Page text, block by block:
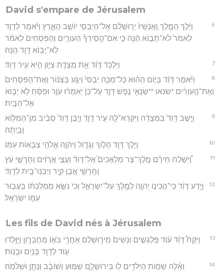
David s'empare de Jérusalem
6
וַיֵּ֨לֶךְ הַמֶּ֤לֶךְ וַֽאֲנָשָׁיו֙ יְר֣וּשָׁלִַ֔ם אֶל־הַיְבֻסִ֖י יוֹשֵׁ֣ב הָאָ֑רֶץ וַיֹּ֨אמֶר לְדָוִ֤ד
לֵאמֹר֙ לֹא־תָב֣וֹא הֵ֔נָּה כִּ֣י אִם־הֱסִֽירְךָ֗ הַעִוְרִ֤ים וְהַפִּסְחִים֙ לֵאמֹ֔ר
לֹֽא־יָב֥וֹא דָוִ֖ד הֵֽנָּה׃
7 וַיִּלְכֹּ֣ד דָּוִ֔ד אֵ֖ת מְצֻדַ֣ת צִיּ֑וֹן הִ֖יא עִ֥יר דָּוִֽד׃
8
וַיֹּ֨אמֶר דָּוִ֜ד בַּיּ֣וֹם הַה֗וּא כָּל־מַכֵּ֤ה יְבֻסִי֙ וְיִגַּ֣ע בַּצִּנּ֔וֹר וְאֶת־הַפִּסְחִים֙
וְאֶת־הַ֣עִוְרִ֔ים *שנאו **שְׂנֻאֵ֖י נֶ֣פֶשׁ דָּוִ֑ד עַל־כֵּן֙ יֹֽאמְר֔וּ עִוֵּ֣ר וּפִסֵּ֔חַ לֹ֥א יָב֖וֹא
אֶל־הַבָּֽיִת׃
9
וַיֵּ֤שֶׁב דָּוִד֙ בַּמְּצֻדָ֔ה וַיִּקְרָא־לָ֖הּ עִ֣יר דָּוִ֑ד וַיִּ֤בֶן דָּוִד֙ סָבִ֔יב מִן־הַמִּלּ֖וֹא
וָבָֽיְתָה׃
10 וַיֵּ֥לֶךְ דָּוִ֖ד הָל֣וֹךְ וְגָד֑וֹל וַיהוָ֛ה אֱלֹהֵ֥י צְבָא֖וֹת עִמּֽוֹ׃
11
וַ֠יִּשְׁלַח חִירָ֨ם מֶֽלֶךְ־צֹ֥ר מַלְאָכִים֮ אֶל־דָּוִד֒ וַעֲצֵ֣י אֲרָזִ֔ים וְחָרָשֵׁ֣י עֵ֔ץ
וְחָֽרָשֵׁ֖י אֶ֣בֶן קִ֑יר וַיִּבְנֽוּ־בַ֖יִת לְדָוִֽד׃
12
וַיֵּ֣דַע דָּוִ֔ד כִּֽי־הֱכִינ֧וֹ יְהוָ֛ה לְמֶ֖לֶךְ עַל־יִשְׂרָאֵ֑ל וְכִי֙ נִשֵּׂ֣א מַמְלַכְתּ֔וֹ בַּעֲב֖וּר
עַמּ֥וֹ יִשְׂרָאֵֽל׃
Les fils de David nés à Jérusalem
13
וַיִּקַּח֩ דָּוִ֨ד ע֜וֹד פִּֽלַגְשִׁ֤ים וְנָשִׁים֙ מִיר֣וּשָׁלִַ֔ם אַחֲרֵ֖י בֹּא֣וֹ מֵחֶבְר֑וֹן וַיִּוָּ֥לְדוּ
ע֛וֹד לְדָוִ֖ד בָּנִ֥ים וּבָנֽוֹת׃
14 וְאֵ֗לֶּה שְׁמ֛וֹת הַיִּלֹּדִ֥ים ל֖וֹ בִּירוּשָׁלִָ֑ם שַׁמּ֣וּעַ וְשׁוֹבָ֔ב וְנָתָ֖ן וּשְׁלֹמֹֽה׃